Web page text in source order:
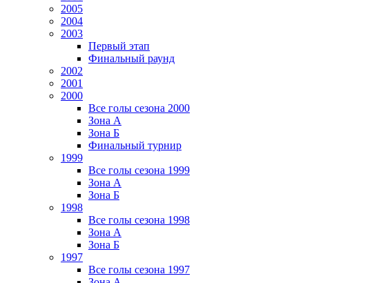
2005
2004
2003
Первый этап
Финальный раунд
2002
2001
2000
Все голы сезона 2000
Зона А
Зона Б
Финальный турнир
1999
Все голы сезона 1999
Зона А
Зона Б
1998
Все голы сезона 1998
Зона А
Зона Б
1997
Все голы сезона 1997